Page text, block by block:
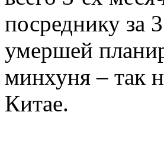
посреднику за
умершей
минхуня – так
Китае.